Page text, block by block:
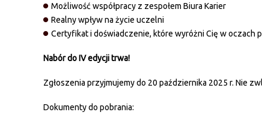
Możliwość współpracy z zespołem Biura Karier
Realny wpływ na życie uczelni
Certyfikat i doświadczenie, które wyróżni Cię w oczach
Nabór do IV edycji trwa!
Zgłoszenia przyjmujemy do 20 października 2025 r. Nie
Dokumenty do pobrania: